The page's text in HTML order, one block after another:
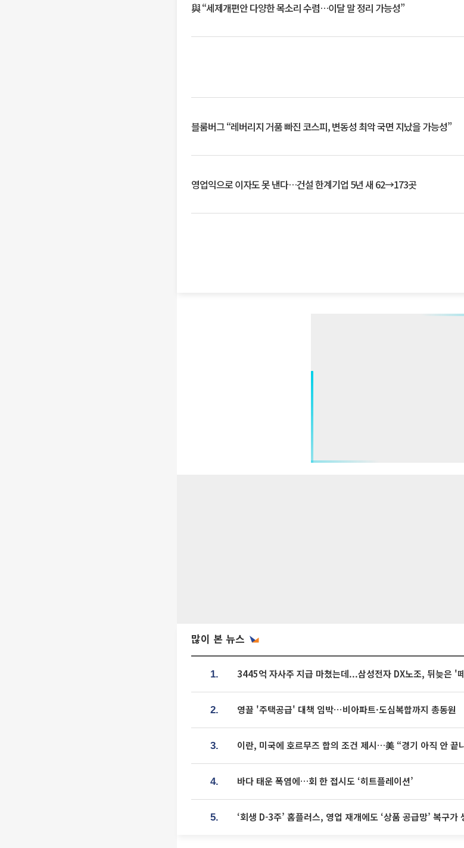
與 “세제개편안 다양한 목소리 수렴…이달 말 정리 가능성”
블룸버그 “레버리지 거품 빠진 코스피, 변동성 최악 국면 지났을 가능성”
영업익으로 이자도 못 낸다…건설 한계기업 5년 새 62→173곳
많이 본 뉴스
1. 3445억 자사주 지급 마쳤는데...삼성전자 DX노조, 뒤늦은 '
2. 영끌 '주택공급' 대책 임박⋯비아파트·도심복합까지 총동원
3. 이란, 미국에 호르무즈 합의 조건 제시…美 “경기 아직 안 끝
4. 바다 태운 폭염에…회 한 접시도 ‘히트플레이션’
5. ‘회생 D-3주’ 홈플러스, 영업 재개에도 ‘상품 공급망’ 복구가